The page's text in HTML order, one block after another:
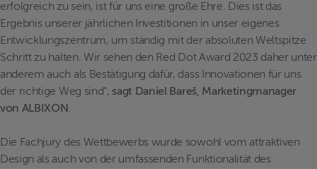
erfolgreich zu sein, ist für uns eine große Ehre. Dies ist das
Ergebnis unserer jährlichen Investitionen in unser eigenes
Entwicklungszentrum, um ständig mit der absoluten Weltspitze
Schritt zu halten. Wir sehen den Red Dot Award 2023 daher unter
anderem auch als Bestätigung dafür, dass Innovationen für uns
der richtige Weg sind", sagt Daniel Bareš, Marketingmanager
von ALBIXON.
Die Fachjury des Wettbewerbs wurde sowohl vom attraktiven
Design als auch von der umfassenden Funktionalität des